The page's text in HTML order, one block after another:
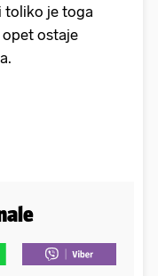
toliko je toga
opet ostaje